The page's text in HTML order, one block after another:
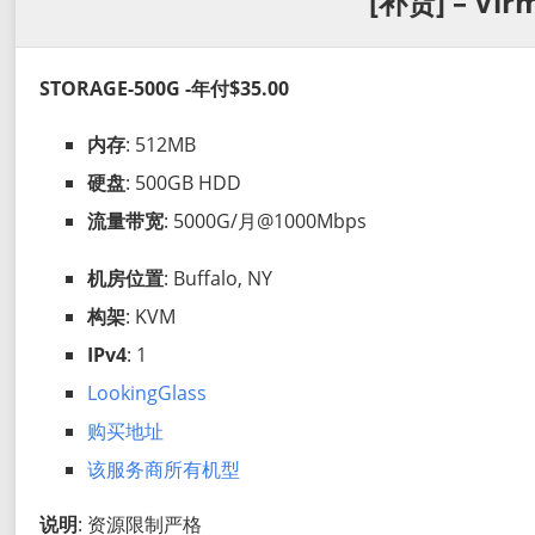
STORAGE-500G -年付$35.00
内存: 512MB
硬盘: 500GB HDD
流量带宽: 5000G/月@1000Mbps
机房位置: Buffalo, NY
构架: KVM
IPv4: 1
LookingGlass
购买地址
该服务商所有机型
说明: 资源限制严格